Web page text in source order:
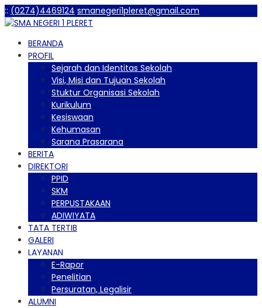
:: (0274)4469124 smanegeri1pleret@gmail.com
BERANDA
PROFIL
Sejarah dan Identitas Sekolah
Visi, Misi dan Tujuan Sekolah
Stuktur Organisasi Sekolah
Kurikulum
Kesiswaan
Kehumasan
Sarana Prasarana
BERITA
DIREKTORI
PPID
SKM
PERPUSTAKAAN
ADIWIYATA
TATA TERTIB
GALERI
LAYANAN
E-Rapor
Penelitian
Persuratan, Legalisir
ALUMNI